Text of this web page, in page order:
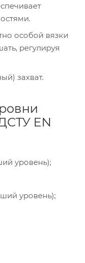
особой вязки
регулируя
захват.
EN
уровень);
уровень);